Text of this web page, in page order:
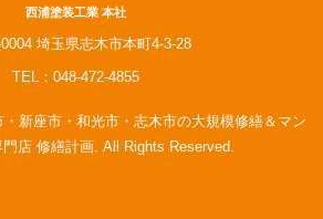
西浦塗装工業 本社
埼玉県志木市本町4-3-28
TEL：048-472-4855
新座市・和光市・志木市の大規模修繕＆マン
店 修繕計画. All Rights Reserved.